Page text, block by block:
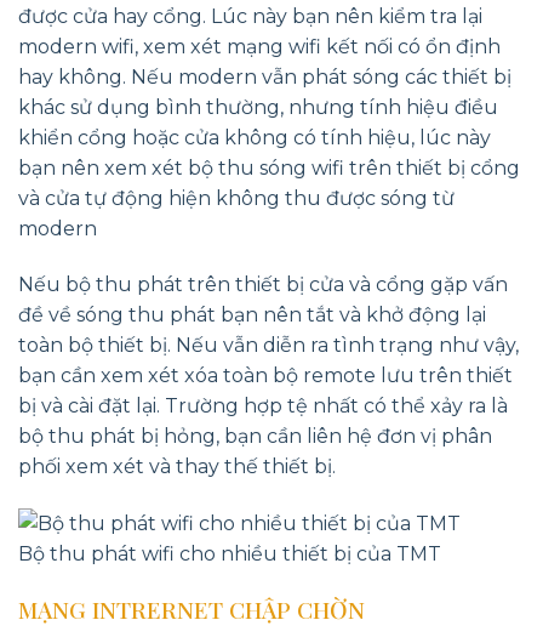
được cửa hay cổng. Lúc này bạn nên kiểm tra lại
modern wifi, xem xét mạng wifi kết nối có ổn định
hay không. Nếu modern vẫn phát sóng các thiết bị
khác sử dụng bình thường, nhưng tính hiệu điều
khiển cổng hoặc cửa không có tính hiệu, lúc này
bạn nên xem xét bộ thu sóng wifi trên thiết bị cổng
và cửa tự động hiện không thu được sóng từ
modern
Nếu bộ thu phát trên thiết bị cửa và cổng gặp vấn
đề về sóng thu phát bạn nên tắt và khở động lại
toàn bộ thiết bị. Nếu vẫn diễn ra tình trạng như vậy,
bạn cần xem xét xóa toàn bộ remote lưu trên thiết
bị và cài đặt lại. Trường hợp tệ nhất có thể xảy ra là
bộ thu phát bị hỏng, bạn cần liên hệ đơn vị phân
phối xem xét và thay thế thiết bị.
Bộ thu phát wifi cho nhiều thiết bị của TMT
MẠNG INTRERNET CHẬP CHỜN